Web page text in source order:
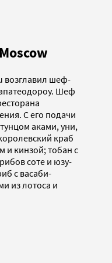
возглавил шеф-
Шеф
С его подачи
аками, уни,
краб
и кинзой; тобан с
соте и юзу-
с васаби-
из лотоса и